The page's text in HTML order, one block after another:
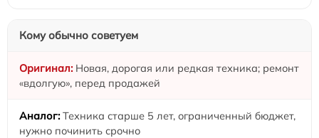
Кому обычно советуем
Новая, дорогая или редкая техника; ремонт
«вдолгую», перед продажей
Техника старше 5 лет, ограниченный бюджет,
нужно починить срочно